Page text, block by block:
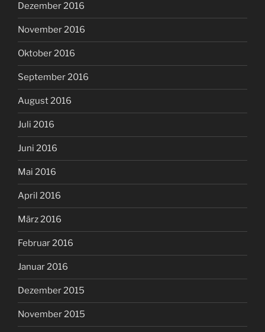
Dezember 2016
November 2016
Oktober 2016
September 2016
August 2016
Juli 2016
Juni 2016
Mai 2016
April 2016
März 2016
Februar 2016
Januar 2016
Dezember 2015
November 2015